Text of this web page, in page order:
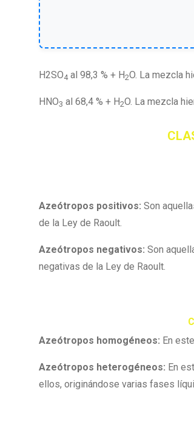
H2SO4 al 98,3 % + H2O. La mezcla
HNO3 al 68,4 % + H2O. La mezcla
Azeótropos positivos: Son
de la Ley de Raoult.
Azeótropos negativos: Son
negativas de la Ley de Raoult.
Azeótropos homogéneos: En
Azeótropos heterogéneos: En
ellos, originándose varias fases